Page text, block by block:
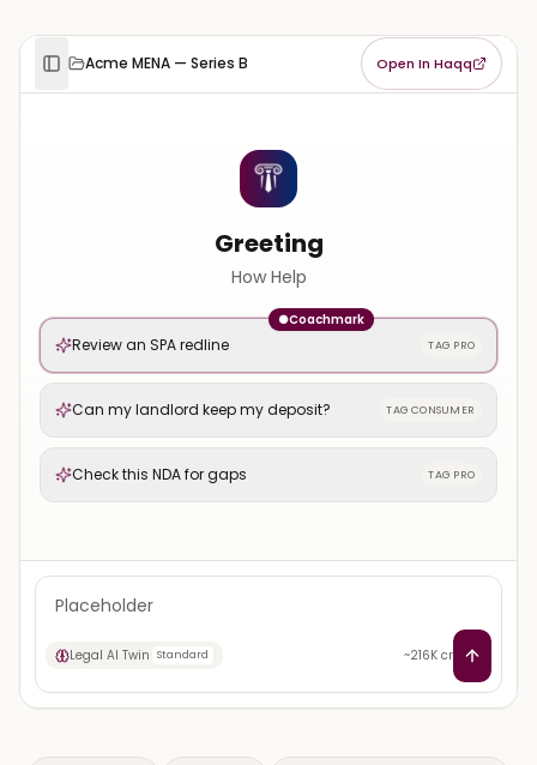
Acme MENA — Series B Open In Haqq
Greeting
How Help
●Coachmark
Review an SPA redline TAG PRO
Can my landlord keep my deposit? TAG CONSUMER
Check this NDA for gaps TAG PRO
Placeholder
Legal AI Twin Standard ~216K cr